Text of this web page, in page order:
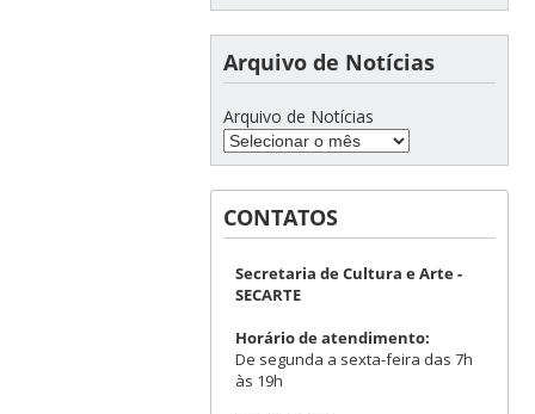
Arquivo de Notícias
Arquivo de Notícias
CONTATOS
Secretaria de Cultura e Arte -
SECARTE
Horário de atendimento:
De segunda a sexta-feira das 7h
às 19h